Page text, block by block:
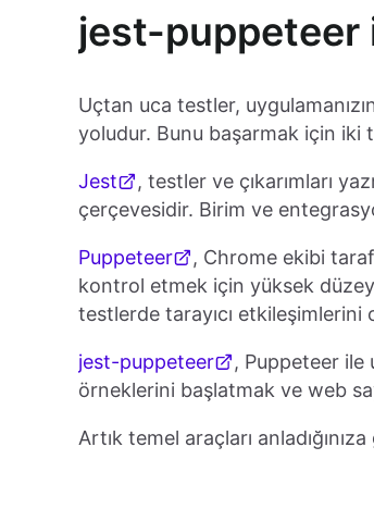
jest-puppeteer
Uçtan uca testler,
yoludur. Bunu başarmak için iki
Jest
, testler ve çıkarımları
çerçevesidir. Birim ve
Puppeteer
, Chrome ekibi
kontrol etmek için yüksek
testlerde tarayıcı
jest-puppeteer
, Puppeteer ile
örneklerini başlatmak ve web
Artık temel araçları